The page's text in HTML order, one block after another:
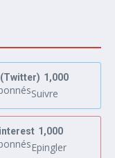
1,000
Suivre
1,000
Epingler